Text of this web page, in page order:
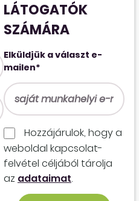
LÁTOGATÓK
SZÁMÁRA
Elküldjük a választ e-
mailen*
Hozzájárulok, hogy a
weboldal kapcso­lat­
felvétel céljából tárolja
az adataimat.